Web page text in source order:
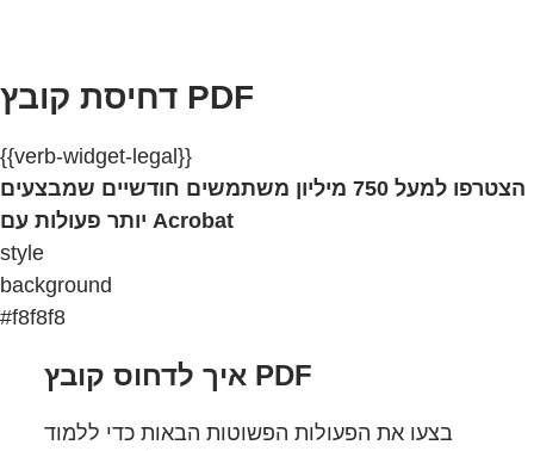
דחיסת קובץ PDF
{{verb-widget-legal}}
הצטרפו למעל 750 מיליון משתמשים חודשיים שמבצעים
יותר פעולות עם Acrobat
style
background
#f8f8f8
איך לדחוס קובץ PDF
בצעו את הפעולות הפשוטות הבאות כדי ללמוד